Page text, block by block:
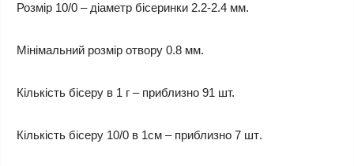
Розмір 10/0 – діаметр бісеринки 2.2-2.4 мм.
Мінімальний розмір отвору 0.8 мм.
Кількість бісеру в 1 г – приблизно 91 шт.
Кількість бісеру 10/0 в 1см – приблизно 7 шт.